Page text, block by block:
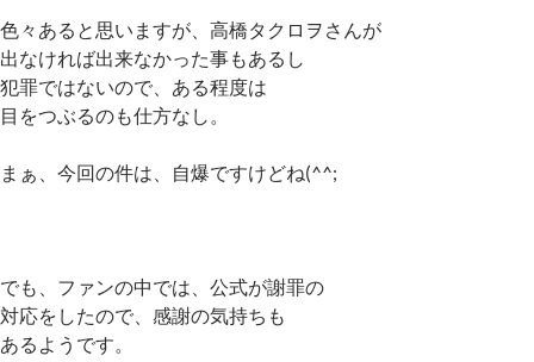
色々あると思いますが、高橋タクロヲさんが
出なければ出来なかった事もあるし
犯罪ではないので、ある程度は
目をつぶるのも仕方なし。
まぁ、今回の件は、自爆ですけどね(^^;
でも、ファンの中では、公式が謝罪の
対応をしたので、感謝の気持ちも
あるようです。